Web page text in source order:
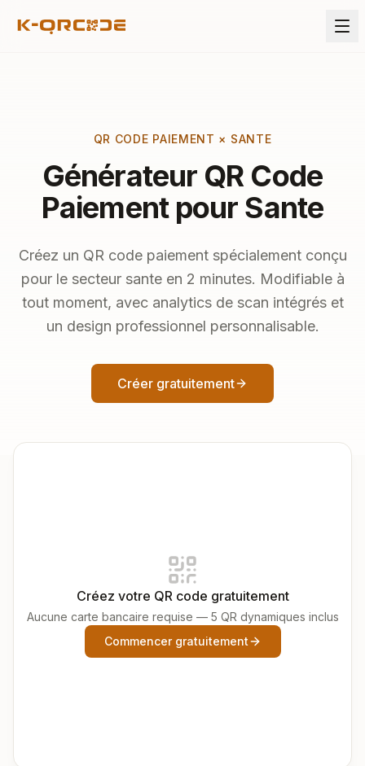
QR CODE PAIEMENT × SANTE
Générateur QR Code
Paiement pour Sante
Créez un QR code paiement spécialement conçu
pour le secteur sante en 2 minutes. Modifiable à
tout moment, avec analytics de scan intégrés et
un design professionnel personnalisable.
Créer gratuitement
Créez votre QR code gratuitement
Aucune carte bancaire requise — 5 QR dynamiques inclus
Commencer gratuitement